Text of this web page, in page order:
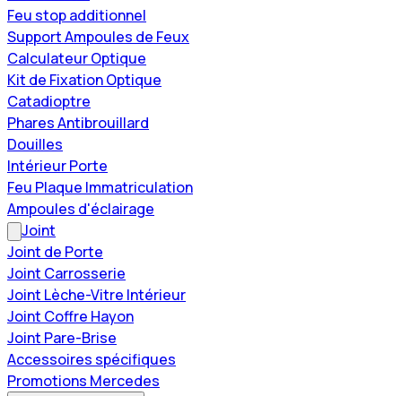
Feu stop additionnel
Support Ampoules de Feux
Calculateur Optique
Kit de Fixation Optique
Catadioptre
Phares Antibrouillard
Douilles
Intérieur Porte
Feu Plaque Immatriculation
Ampoules d'éclairage
Joint
Joint de Porte
Joint Carrosserie
Joint Lèche-Vitre Intérieur
Joint Coffre Hayon
Joint Pare-Brise
Accessoires spécifiques
Promotions Mercedes